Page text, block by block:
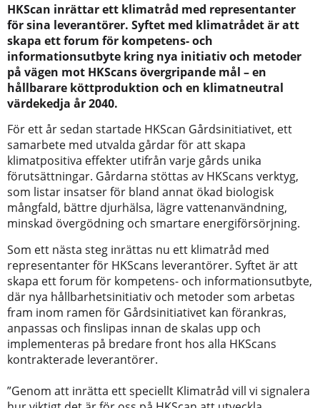
HKScan inrättar ett klimatråd med representanter
för sina leverantörer. Syftet med klimatrådet är att
skapa ett forum för kompetens- och
informationsutbyte kring nya initiativ och metoder
på vägen mot HKScans övergripande mål – en
hållbarare köttproduktion och en klimatneutral
värdekedja år 2040.
För ett år sedan startade HKScan Gårdsinitiativet, ett
samarbete med utvalda gårdar för att skapa
klimatpositiva effekter utifrån varje gårds unika
förutsättningar. Gårdarna stöttas av HKScans verktyg,
som listar insatser för bland annat ökad biologisk
mångfald, bättre djurhälsa, lägre vattenanvändning,
minskad övergödning och smartare energiförsörjning.
Som ett nästa steg inrättas nu ett klimatråd med
representanter för HKScans leverantörer. Syftet är att
skapa ett forum för kompetens- och informationsutbyte,
där nya hållbarhetsinitiativ och metoder som arbetas
fram inom ramen för Gårdsinitiativet kan förankras,
anpassas och finslipas innan de skalas upp och
implementeras på bredare front hos alla HKScans
kontrakterade leverantörer.
”Genom att inrätta ett speciellt Klimatråd vill vi signalera